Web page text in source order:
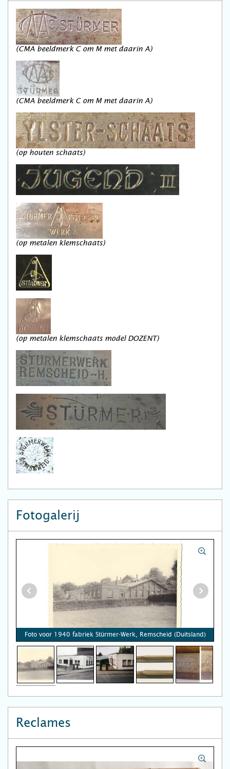
(CMA beeldmerk C om M met daarin A)
(CMA beeldmerk C om M met daarin A)
(op houten schaats)
(op metalen klemschaats)
(op metalen klemschaats model DOZENT)
Fotogalerij
Foto voor 1940 fabriek Stürmer-Werk, Remscheid (Duitsland)
Reclames